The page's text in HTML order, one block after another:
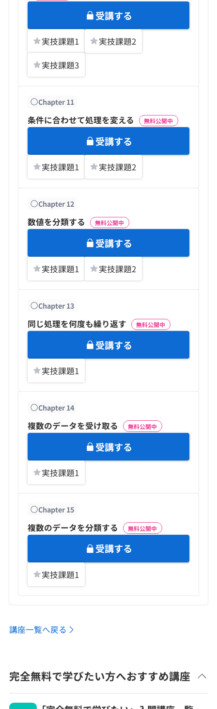
受講する
実技課題1 実技課題2
実技課題3
Chapter11
条件に合わせて処理を変える 無料公開中
受講する
実技課題1 実技課題2
Chapter12
数値を分類する 無料公開中
受講する
実技課題1 実技課題2
Chapter13
同じ処理を何度も繰り返す 無料公開中
受講する
実技課題1
Chapter14
複数のデータを受け取る 無料公開中
受講する
実技課題1
Chapter15
複数のデータを分類する 無料公開中
受講する
実技課題1
講座一覧へ戻る
完全無料で学びたい方へおすすめ講座